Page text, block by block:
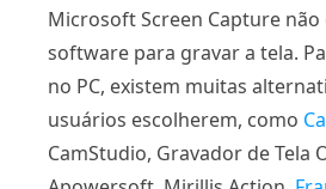
Microsoft Screen Capture
software para gravar a tela.
no PC, existem muitas
usuários escolherem, como
CamStudio, Gravador de Tela